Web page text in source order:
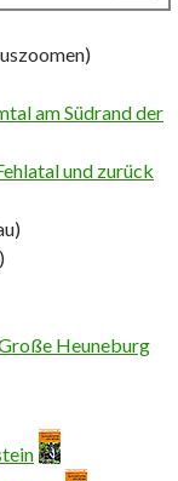
am Südrand der
und zurück
Heuneburg